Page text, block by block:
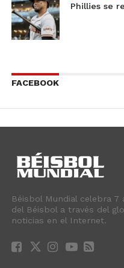
Phillies se
FACEBOOK
Béisbol Mundial celebra
del Béisbol a través del
noticias en el Internet.